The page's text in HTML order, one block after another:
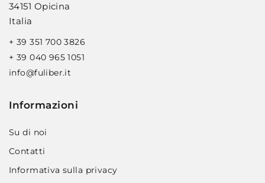
34151 Opicina
Italia
+ 39 351 700 3826
+ 39 040 965 1051
info@fuliber.it
Informazioni
Su di noi
Contatti
Informativa sulla privacy